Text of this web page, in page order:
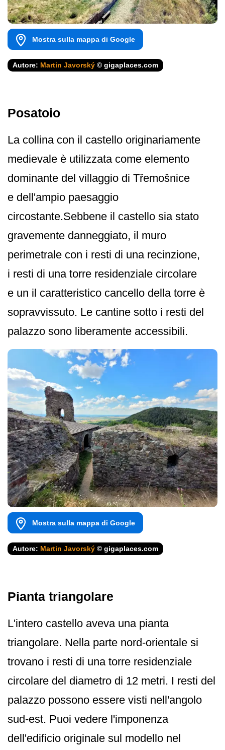
Mostra sulla mappa di Google
Autore: Martin Javorský © gigaplaces.com
Posatoio
La collina con il castello originariamente
medievale è utilizzata come elemento
dominante del villaggio di Třemošnice
e dell'ampio paesaggio
circostante.Sebbene il castello sia stato
gravemente danneggiato, il muro
perimetrale con i resti di una recinzione,
i resti di una torre residenziale circolare
e un il caratteristico cancello della torre è
sopravvissuto. Le cantine sotto i resti del
palazzo sono liberamente accessibili.
Mostra sulla mappa di Google
Autore: Martin Javorský © gigaplaces.com
Pianta triangolare
L'intero castello aveva una pianta
triangolare. Nella parte nord-orientale si
trovano i resti di una torre residenziale
circolare del diametro di 12 metri. I resti del
palazzo possono essere visti nell'angolo
sud-est. Puoi vedere l'imponenza
dell'edificio originale sul modello nel